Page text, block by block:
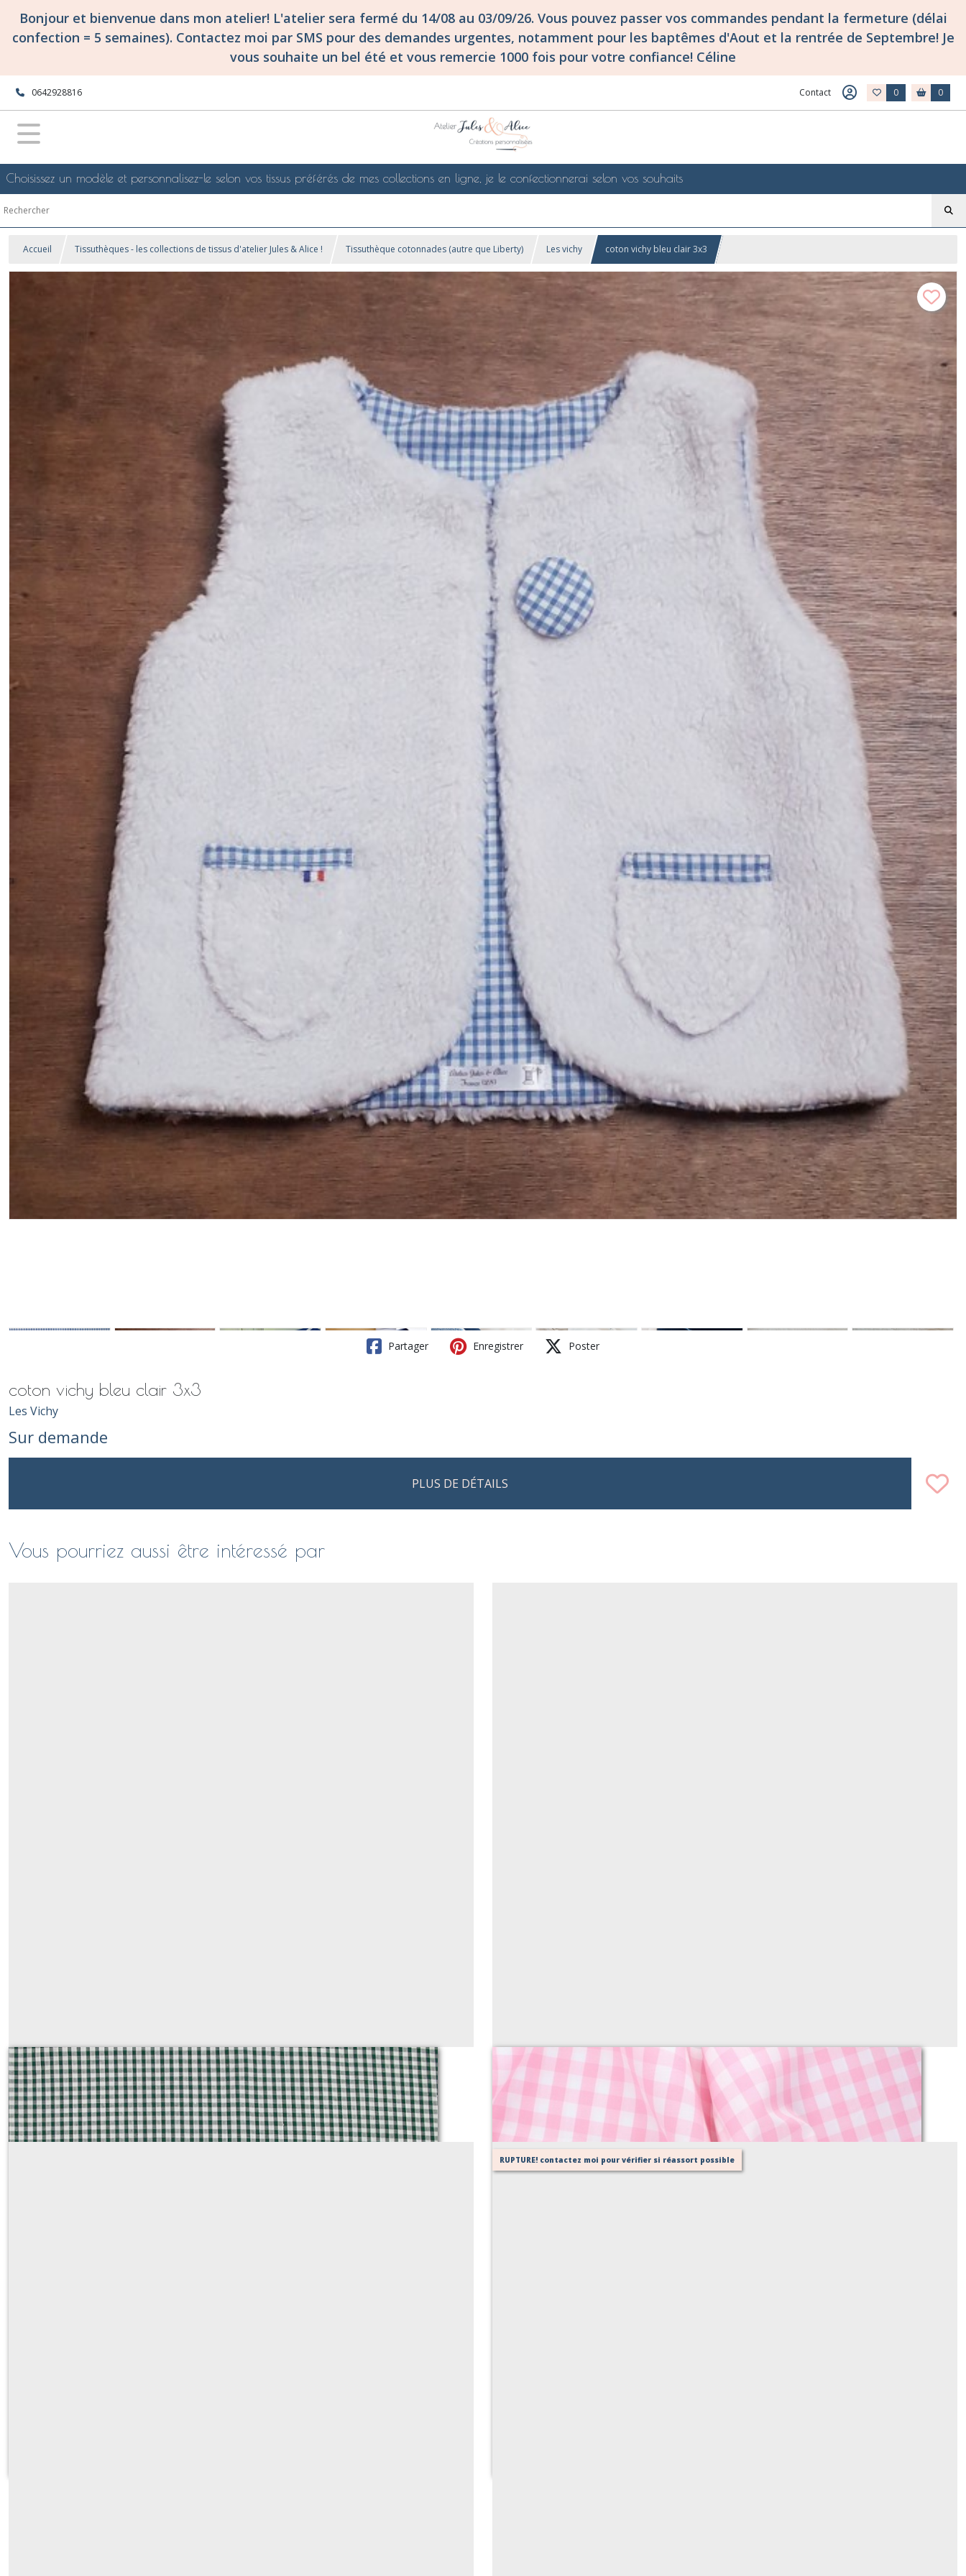
Bonjour et bienvenue dans mon atelier! L'atelier sera fermé du 14/08 au 03/09/26. Vous pouvez passer vos commandes pendant la fermeture (délai
confection = 5 semaines). Contactez moi par SMS pour des demandes urgentes, notamment pour les baptêmes d'Aout et la rentrée de Septembre! Je
vous souhaite un bel été et vous remercie 1000 fois pour votre confiance! Céline
0642928816 Contact 0 0
Choisissez un modèle et personnalisez-le selon vos tissus préférés de mes collections en ligne, je le confectionnerai selon vos souhaits
Accueil Tissuthèques - les collections de tissus d'atelier Jules & Alice ! Tissuthèque cotonnades (autre que Liberty) Les vichy coton vichy bleu clair 3x3
Partager Enregistrer Poster
coton vichy bleu clair 3x3
Les Vichy
Sur demande
PLUS DE DÉTAILS
Vous pourriez aussi être intéressé par
coton vichy vert foncé 3x3
Sur demande
coton vichy rose 10x10
Sur demande
RUPTURE! contactez moi pour vérifier si réassort possible